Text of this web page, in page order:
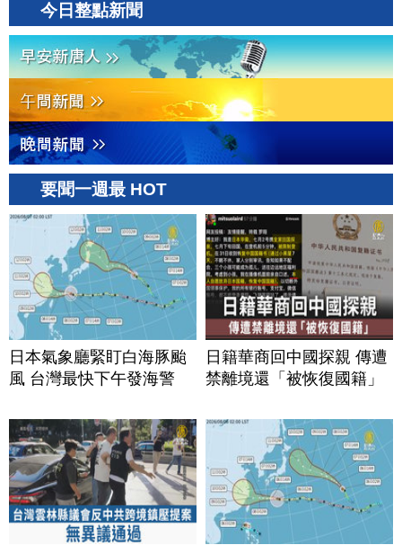
今日整點新聞
要聞一週最 HOT
日本氣象廳緊盯白海豚颱
風 台灣最快下午發海警
日籍華商回中國探親 傳遭
禁離境還「被恢復國籍」